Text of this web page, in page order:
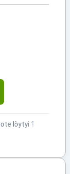
löytyi 1